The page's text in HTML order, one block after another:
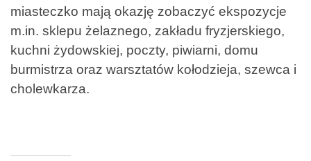
miasteczko mają okazję zobaczyć ekspozycje
m.in. sklepu żelaznego, zakładu fryzjerskiego,
kuchni żydowskiej, poczty, piwiarni, domu
burmistrza oraz warsztatów kołodzieja, szewca i
cholewkarza.